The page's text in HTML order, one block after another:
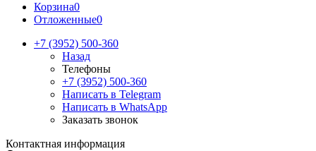
Корзина0
Отложенные0
+7 (3952) 500-360
Назад
Телефоны
+7 (3952) 500-360
Написать в Telegram
Написать в WhatsApp
Заказать звонок
Контактная информация